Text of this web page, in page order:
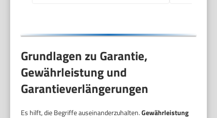
Grundlagen zu Garantie,
Gewährleistung und
Garantieverlängerungen
Es hilft, die Begriffe auseinanderzuhalten.Gewährleistung